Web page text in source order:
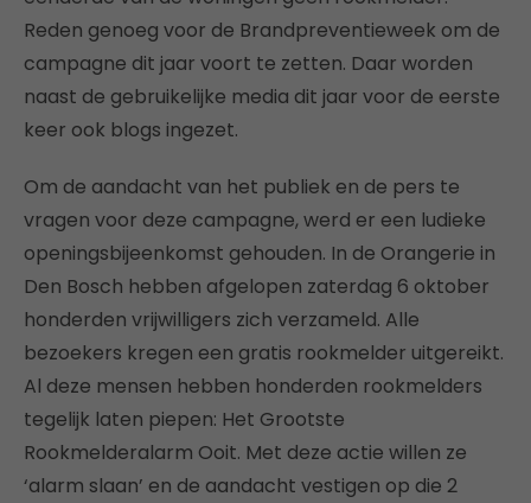
Reden genoeg voor de Brandpreventieweek om de
campagne dit jaar voort te zetten. Daar worden
naast de gebruikelijke media dit jaar voor de eerste
keer ook blogs ingezet.
Om de aandacht van het publiek en de pers te
vragen voor deze campagne, werd er een ludieke
openingsbijeenkomst gehouden. In de Orangerie in
Den Bosch hebben afgelopen zaterdag 6 oktober
honderden vrijwilligers zich verzameld. Alle
bezoekers kregen een gratis rookmelder uitgereikt.
Al deze mensen hebben honderden rookmelders
tegelijk laten piepen: Het Grootste
Rookmelderalarm Ooit. Met deze actie willen ze
‘alarm slaan’ en de aandacht vestigen op die 2